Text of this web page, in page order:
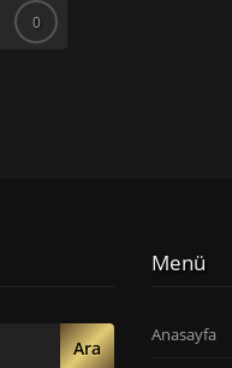
0
Ara
Menü
Anasayfa